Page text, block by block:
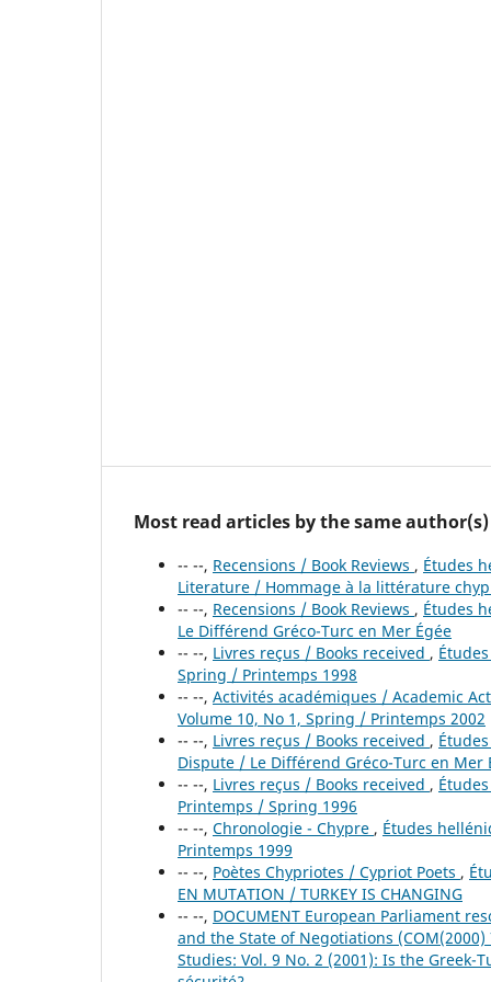
Most read articles by the same author(s)
-- --, Recensions / Book Reviews , Études
Literature / Hommage à la littérature
-- --, Recensions / Book Reviews , Études
Le Différend Gréco-Turc en Mer Égée
-- --, Livres reçus / Books received ,
Spring / Printemps 1998
-- --, Activités académiques / Academic
Volume 10, No 1, Spring / Printemps 2002
-- --, Livres reçus / Books received ,
Dispute / Le Différend Gréco-Turc en Mer
-- --, Livres reçus / Books received ,
Printemps / Spring 1996
-- --, Chronologie - Chypre , Études
Printemps 1999
-- --, Poètes Chypriotes / Cypriot Poets ,
EN MUTATION / TURKEY IS CHANGING
-- --, DOCUMENT European Parliament
and the State of Negotiations
Studies: Vol. 9 No. 2 (2001): Is the